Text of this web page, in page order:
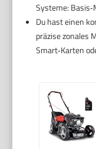
Systeme:
Du hast einen
präzise zonales
Smart‑Karten